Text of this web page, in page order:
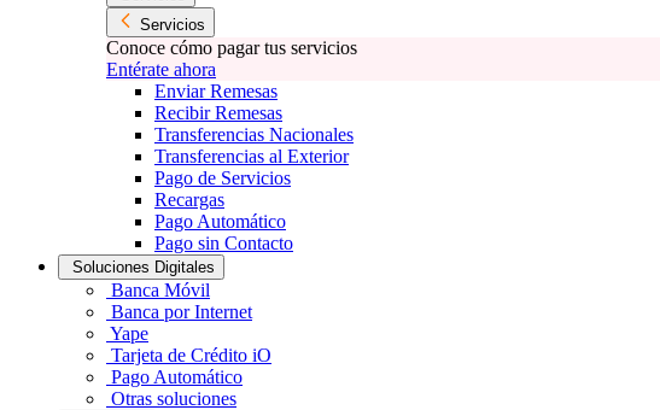
Servicios
Conoce cómo pagar tus servicios
Entérate ahora
Enviar Remesas
Recibir Remesas
Transferencias Nacionales
Transferencias al Exterior
Pago de Servicios
Recargas
Pago Automático
Pago sin Contacto
Soluciones Digitales
Banca Móvil
Banca por Internet
Yape
Tarjeta de Crédito iO
Pago Automático
Otras soluciones